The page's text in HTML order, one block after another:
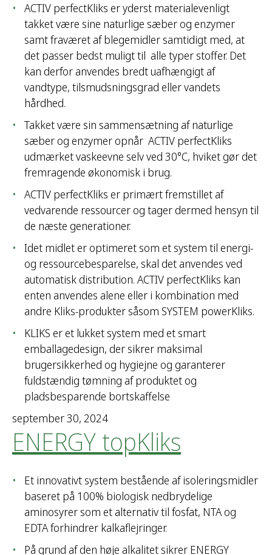
ACTIV perfectKliks er yderst materialevenligt
takket være sine naturlige sæber og enzymer
samt fraværet af blegemidler samtidigt med, at
det passer bedst muligt til alle typer stoffer. Det
kan derfor anvendes bredt uafhængigt af
vandtype, tilsmudsningsgrad eller vandets
hårdhed.
Takket være sin sammensætning af naturlige
sæber og enzymer opnår ACTIV perfectKliks
udmærket vaskeevne selv ved 30°C, hviket gør det
fremragende økonomisk i brug.
ACTIV perfectKliks er primært fremstillet af
vedvarende ressourcer og tager dermed hensyn til
de næste generationer.
Idet midlet er optimeret som et system til energi-
og ressourcebesparelse, skal det anvendes ved
automatisk distribution. ACTIV perfectKliks kan
enten anvendes alene eller i kombination med
andre Kliks-produkter såsom SYSTEM powerKliks.
KLIKS er et lukket system med et smart
emballagedesign, der sikrer maksimal
brugersikkerhed og hygiejne og garanterer
fuldstændig tømning af produktet og
pladsbesparende bortskaffelse
september 30, 2024
ENERGY topKliks
Et innovativt system bestående af isoleringsmidler
baseret på 100% biologisk nedbrydelige
aminosyrer som et alternativ til fosfat, NTA og
EDTA forhindrer kalkaflejringer.
På grund af den høje alkalitet sikrer ENERGY